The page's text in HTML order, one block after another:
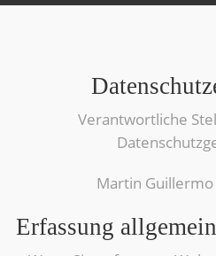
Verantwortliche
Martin Guillermo
Erfassung